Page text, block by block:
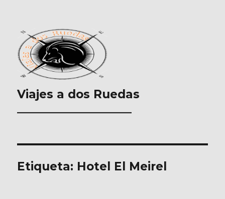
Viajes a dos Ruedas
___________________
Etiqueta: Hotel El Meirel